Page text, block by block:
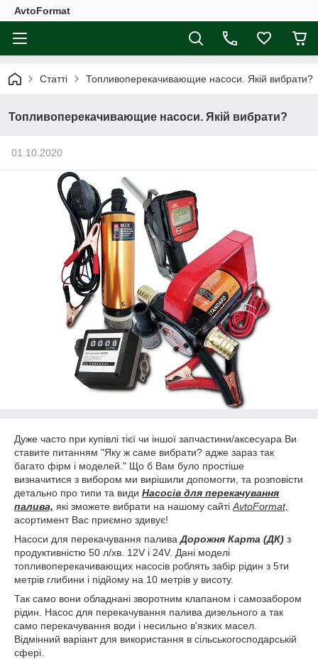
AvtoFormat
Статті Топливоперекачивающие насоси. Якій вибрати?
Топливоперекачивающие насоси. Якій вибрати?
01.10.2020
Дуже часто при купівлі тієї чи іншої запчастини/аксесуара Ви
ставите питанням "Яку ж саме вибрати? адже зараз так
багато фірм і моделей." Що б Вам було простіше
визначитися з вибором ми вирішили допомогти, та розповісти
детально про типи та види Насосів для перекачування
палива, які зможете вибрати на нашому сайті AvtoFormat,
асортимент Вас приємно здивує!
Насоси для перекачування палива Дорожня Карта (ДК) з
продуктивністю 50 л/хв. 12V і 24V. Дані моделі
топливоперекачивающих насосів роблять забір рідин з 5ти
метрів глибини і підйому на 10 метрів у висоту.
Так само вони обладнані зворотним клапаном і самозабором
рідин. Насос для перекачування палива дизельного а так
само перекачування води і несильно в'язких масел.
Відмінний варіант для використання в сільськогосподарській
сфері.